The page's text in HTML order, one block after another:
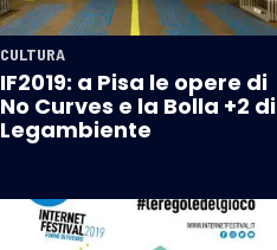
CULTURA
IF2019: a Pisa le opere di
No Curves e la Bolla +2 di
Legambiente